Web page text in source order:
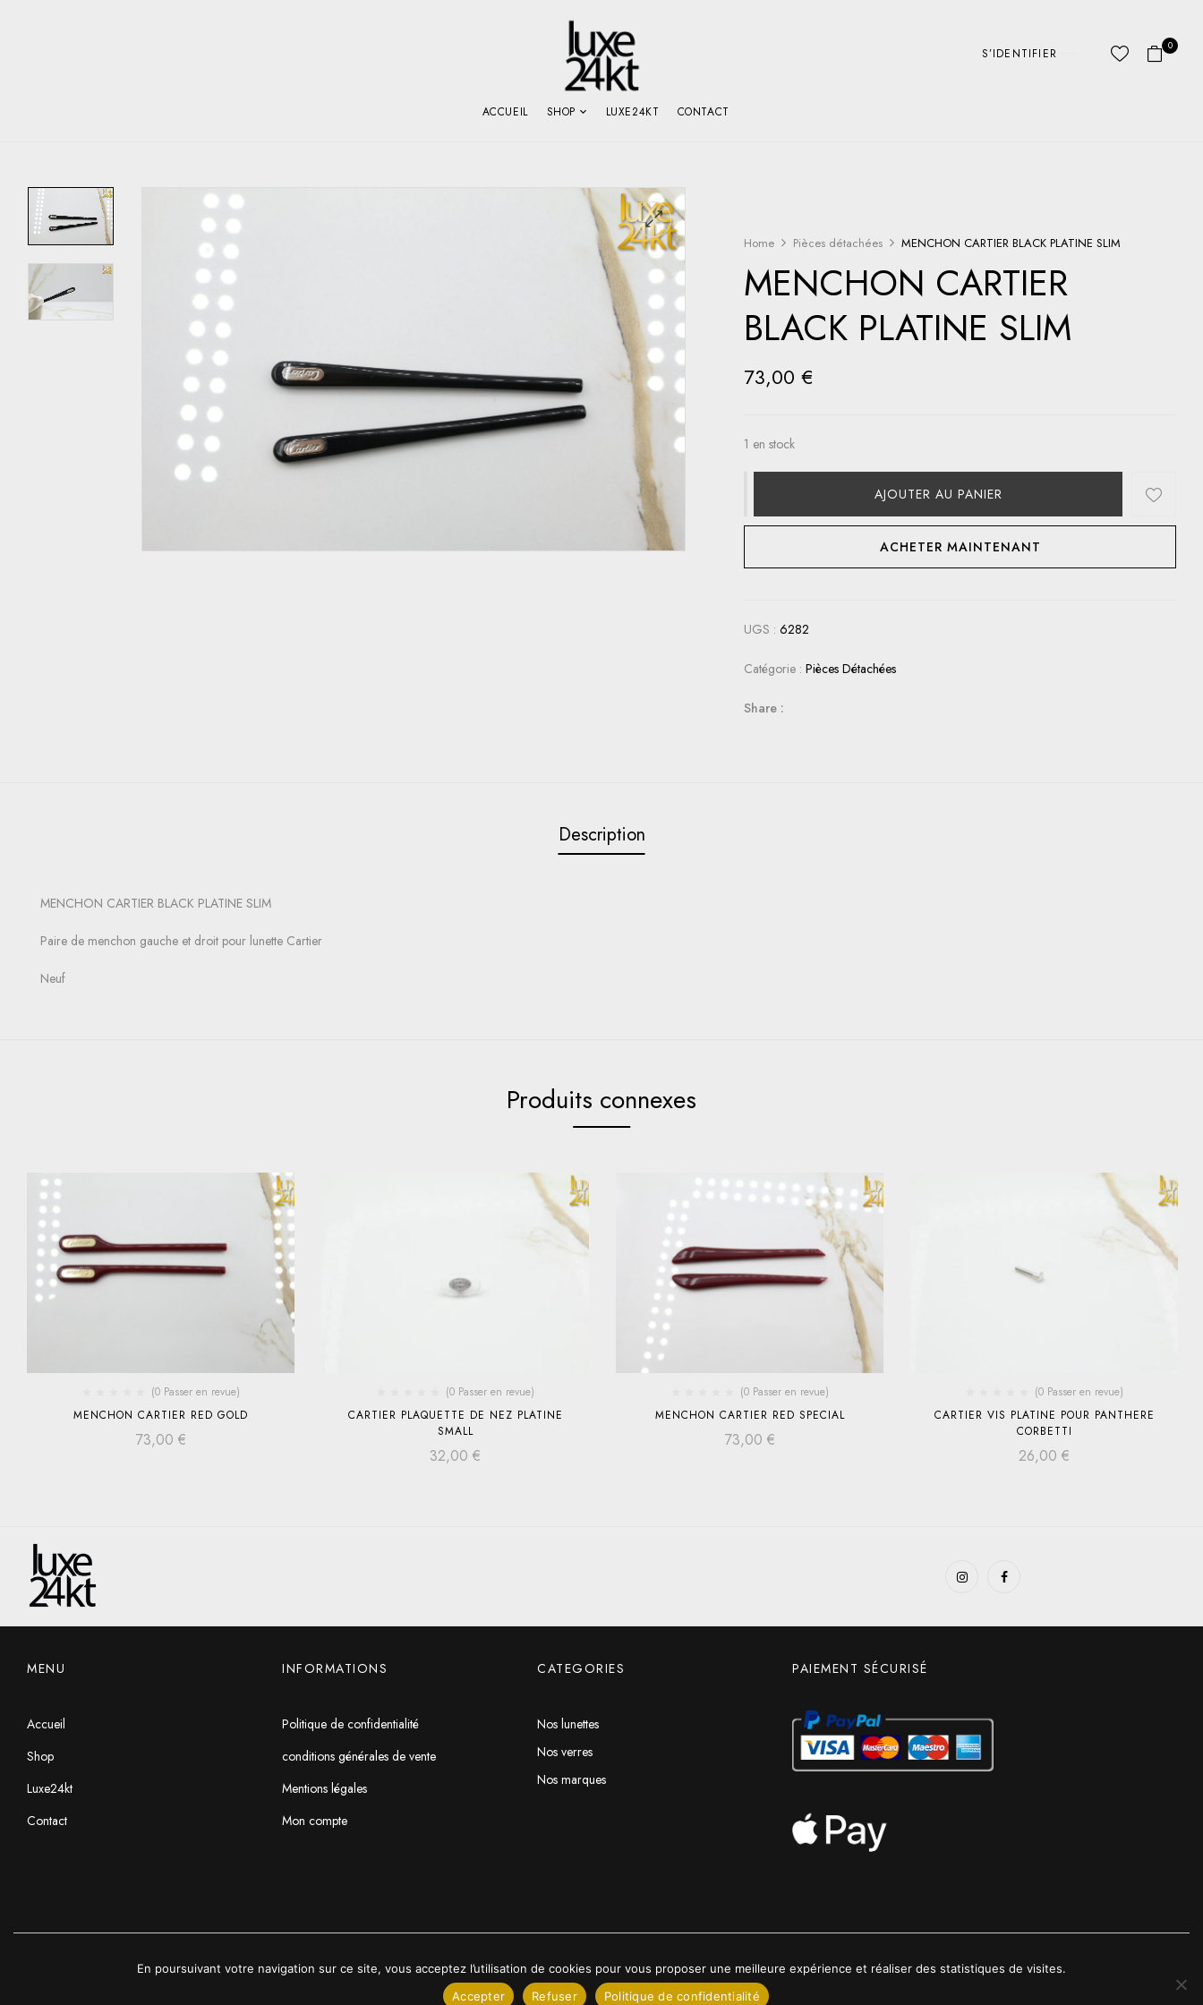
S’IDENTIFIER
0
ACCUEIL SHOP LUXE24KT CONTACT
Home Pièces détachées MENCHON CARTIER BLACK PLATINE SLIM
MENCHON CARTIER
BLACK PLATINE SLIM
73,00€
1 en stock
AJOUTER AU PANIER
ACHETER MAINTENANT
UGS :6282
Catégorie :Pièces Détachées
Share :
Description
MENCHON CARTIER BLACK PLATINE SLIM
Paire de menchon gauche et droit pour lunette Cartier
Neuf
Produits connexes
(0 Passer en revue)
MENCHON CARTIER RED GOLD
73,00 €
(0 Passer en revue)
CARTIER PLAQUETTE DE NEZ PLATINE
SMALL
32,00 €
(0 Passer en revue)
MENCHON CARTIER RED SPECIAL
73,00 €
(0 Passer en revue)
CARTIER VIS PLATINE POUR PANTHERE
CORBETTI
26,00 €
MENU
Accueil
Shop
Luxe24kt
Contact
INFORMATIONS
Politique de confidentialité
conditions générales de vente
Mentions légales
Mon compte
CATEGORIES
Nos lunettes
Nos verres
Nos marques
PAIEMENT SÉCURISÉ
2022 © Luxe24kt | Tous droits réservés
En poursuivant votre navigation sur ce site, vous acceptez l’utilisation de cookies pour vous proposer une meilleure expérience et réaliser des statistiques de visites.
Accepter
Refuser Politique de confidentialité